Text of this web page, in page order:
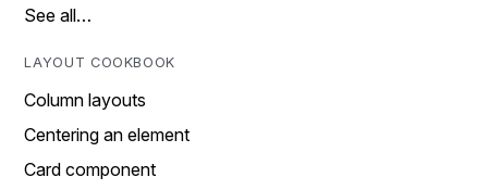
See all…
LAYOUT COOKBOOK
Column layouts
Centering an element
Card component